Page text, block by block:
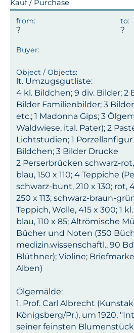
Kauf / Purchase
lt. Umzugsgutliste:
4 kl. Bildchen; 9 div. Bilder; 2
Bilder Familienbilder; 3
etc.; 1 Madonna Gips; 3
Waldwiese, ital. Pater); 2
Lichtstudien; 1 Porzellanfigur
Bildchen; 3 Bilder Drucke
2 Perserbrücken schwarz-rot,
blau, 150 x 110; 4 Teppiche
schwarz-bunt, 210 x 130; rot,
250 x 113; schwarz-braun-
Teppich, Wolle, 415 x 300; 1
blau, 110 x 85; Altrömische
Bücher und Noten (350
medizin.wissenschaftl., 90
Blüthner); Violine;
Alben)
Ölgemälde:
1. Prof. Carl Albrecht
Königsberg/Pr.), um 1920,
seiner feinsten